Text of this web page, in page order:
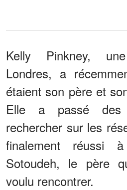
Kelly Pinkney,
Londres, a
étaient son père et
Elle a passé
rechercher sur les
finalement réussi
Sotoudeh, le père
voulu rencontrer.